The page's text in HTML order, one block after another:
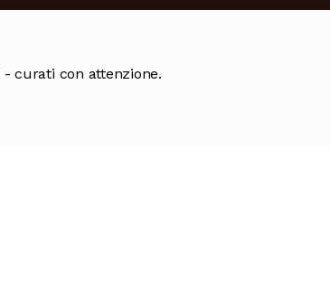
- curati con attenzione.